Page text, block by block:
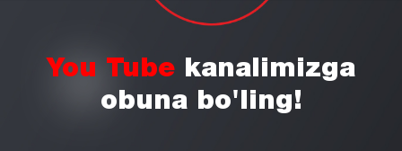
You Tube kanalimizga
obuna bo'ling!